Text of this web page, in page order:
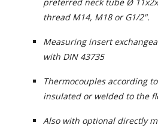
thread M14, M18 or G1/2".
Measuring insert
with DIN 43735
Thermocouples according
insulated or welded to the
Also with optional directly